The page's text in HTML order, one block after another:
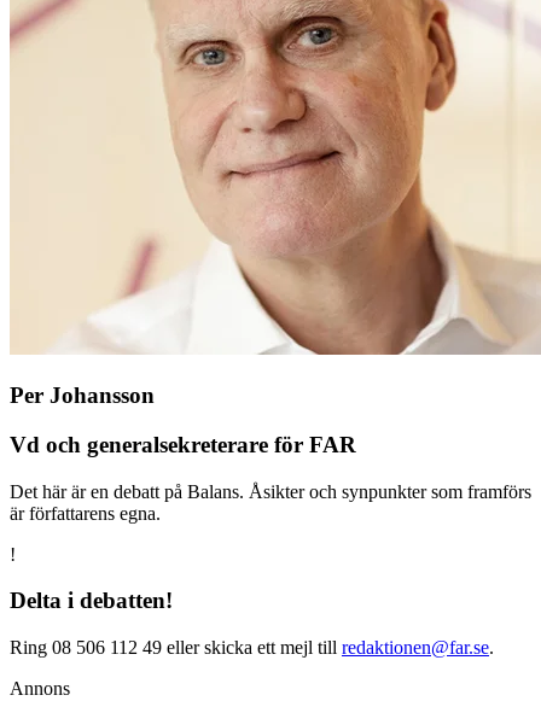
Per Johansson
Vd och generalsekreterare för FAR
Det här är en debatt på Balans. Åsikter och synpunkter som framförs
är författarens egna.
!
Delta i debatten!
Ring 08 506 112 49 eller skicka ett mejl till redaktionen@far.se.
Annons